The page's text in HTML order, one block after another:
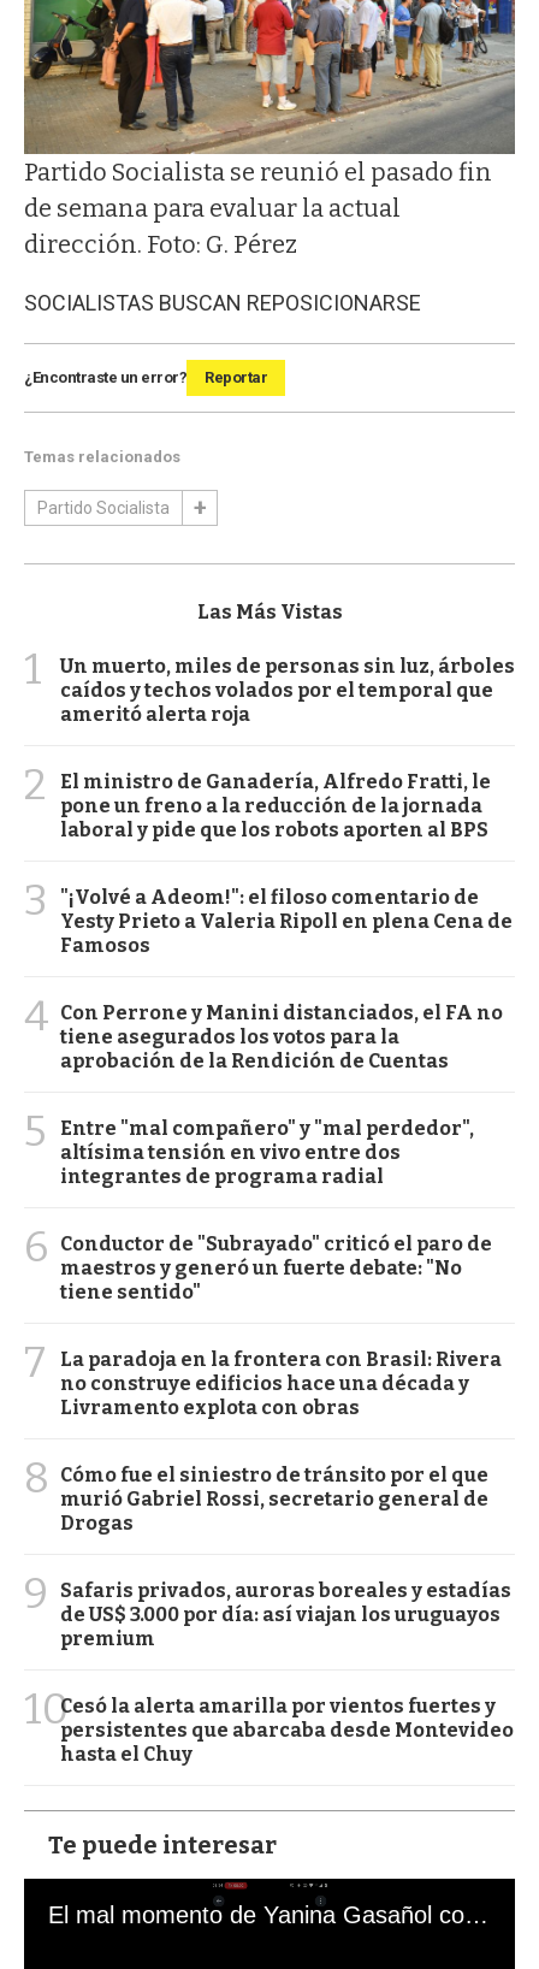
Partido Socialista se reunió el pasado fin
de semana para evaluar la actual
dirección. Foto: G. Pérez
SOCIALISTAS BUSCAN REPOSICIONARSE
¿Encontraste un error? Reportar
Temas relacionados
Partido Socialista
Las Más Vistas
1
Un muerto, miles de personas sin luz, árboles
caídos y techos volados por el temporal que
ameritó alerta roja
2
El ministro de Ganadería, Alfredo Fratti, le
pone un freno a la reducción de la jornada
laboral y pide que los robots aporten al BPS
3
"¡Volvé a Adeom!": el filoso comentario de
Yesty Prieto a Valeria Ripoll en plena Cena de
Famosos
4 Con Perrone y Manini distanciados, el FA no
tiene asegurados los votos para la
aprobación de la Rendición de Cuentas
5
Entre "mal compañero" y "mal perdedor",
altísima tensión en vivo entre dos
integrantes de programa radial
6
Conductor de "Subrayado" criticó el paro de
maestros y generó un fuerte debate: "No
tiene sentido"
7
La paradoja en la frontera con Brasil: Rivera
no construye edificios hace una década y
Livramento explota con obras
8
Cómo fue el siniestro de tránsito por el que
murió Gabriel Rossi, secretario general de
Drogas
9
Safaris privados, auroras boreales y estadías
de US$ 3.000 por día: así viajan los uruguayos
premium
10Cesó la alerta amarilla por vientos fuertes y
persistentes que abarcaba desde Montevideo
hasta el Chuy
Te puede interesar
El mal momento de Yanina Gasañol con un hincha argentino en "Subrayado"